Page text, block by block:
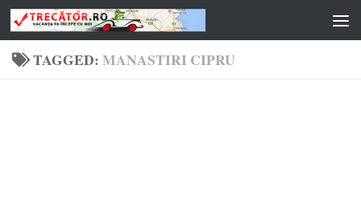
Skip to content
TAGGED:MANASTIRI CIPRU